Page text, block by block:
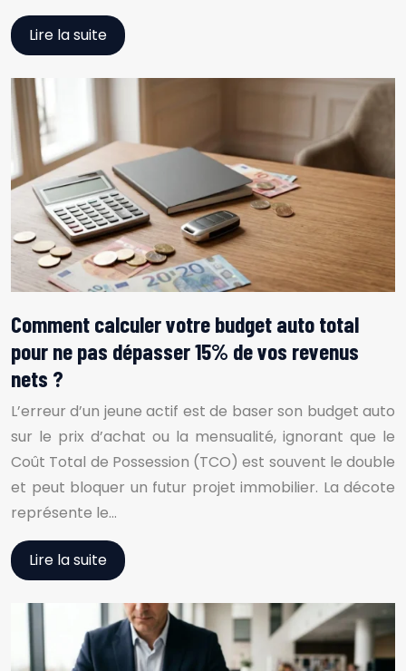
Lire la suite
Comment calculer votre budget auto total
pour ne pas dépasser 15% de vos revenus
nets ?
L’erreur d’un jeune actif est de baser son budget auto
sur le prix d’achat ou la mensualité, ignorant que le
Coût Total de Possession (TCO) est souvent le double
et peut bloquer un futur projet immobilier. La décote
représente le…
Lire la suite